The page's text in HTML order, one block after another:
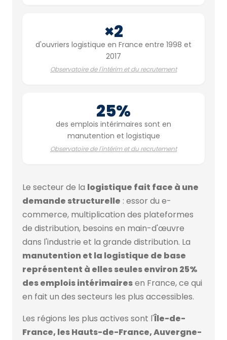
×2
d'ouvriers logistique en France entre 1998 et
2017
Observatoire de l'intérim et du recrutement
25%
des emplois intérimaires sont en
manutention et logistique
Observatoire de l'intérim et du recrutement
Le secteur de la logistique fait face à une
demande structurelle : essor du e-
commerce, multiplication des plateformes
de distribution, besoins en main-d'œuvre
dans l'industrie et la grande distribution. La
manutention et la logistique de base
représentent à elles seules environ 25%
des emplois intérimairesen France, ce qui
en fait un des secteurs les plus accessibles.
Les régions les plus actives sont l'Île-de-
France, les Hauts-de-France, Auvergne-